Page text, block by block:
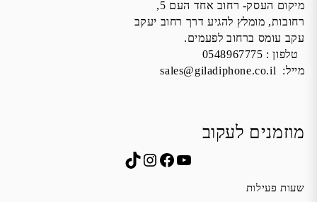
מיקום העסק- רחוב אחד העם 5,
רחובות, מומלץ להגיע דרך רחוב יעקב
עקב עומס ברחוב לפעמים.
טלפון : 0548967775
מייל: sales@giladiphone.co.il
מוזמנים לעקוב
YouTube
Facebook
Instagram
TikTok
שעות פעילות